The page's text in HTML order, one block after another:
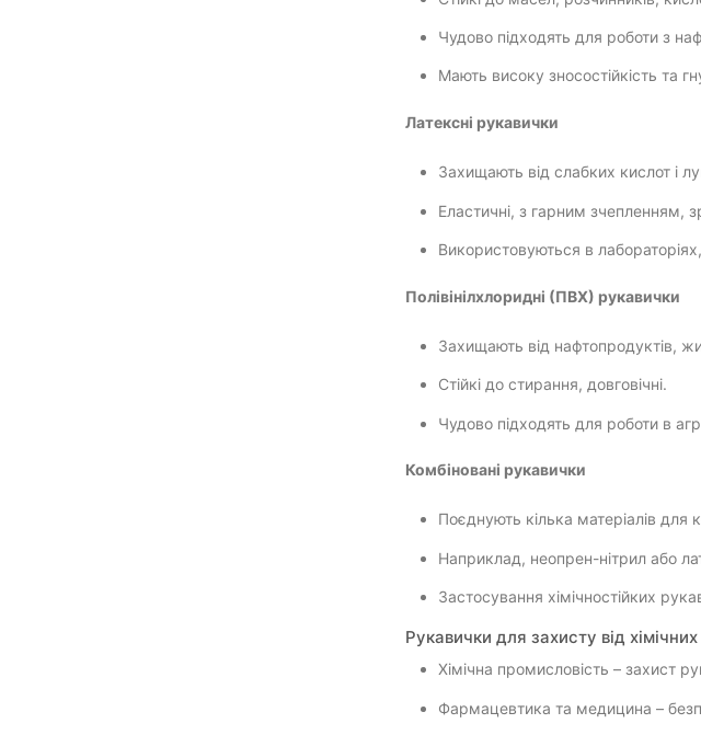
Чудово підходять для роботи з
Мають високу зносостійкість та
Латексні рукавички
Захищають від слабких кислот і
Еластичні, з гарним зчепленням,
Використовуються в
Полівінілхлоридні (ПВХ) рукавички
Захищають від нафтопродуктів,
Стійкі до стирання, довговічні.
Чудово підходять для роботи в
Комбіновані рукавички
Поєднують кілька матеріалів для
Наприклад, неопрен-нітрил або
Застосування хімічностійких
Рукавички для захисту від
Хімічна промисловість – захист
Фармацевтика та медицина –